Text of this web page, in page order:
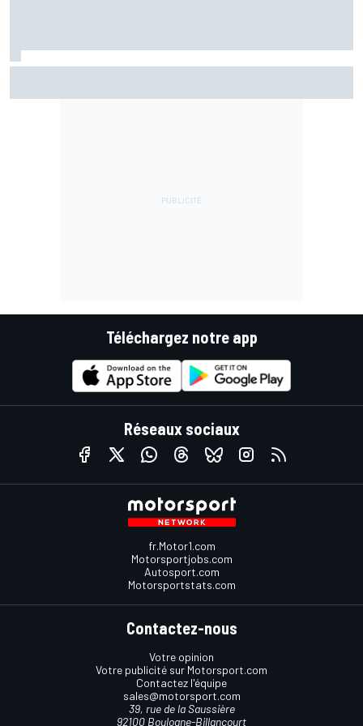
Téléchargez notre app
Réseaux sociaux
fr.Motor1.com
Motorsportjobs.com
Autosport.com
Motorsportstats.com
Contactez-nous
Votre opinion
Votre publicité sur Motorsport.com
Contactez l'équipe
sales@motorsport.com
39, rue de la Saussière
92100 Boulogne-Billancourt